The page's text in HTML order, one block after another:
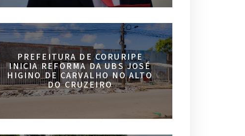
PREFEITURA DE CORURIPE
INICIA REFORMA DA UBS JOSÉ
HIGINO DE CARVALHO NO ALTO
DO CRUZEIRO